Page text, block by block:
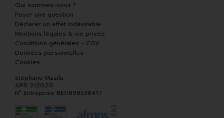
Qui sommes-nous ?
Poser une question
Déclarer un effet indésirable
Mentions légales & vie privée
Conditions générales - CGV
Données personnelles
Cookies
Stéphane Mazilu
APB 212020
N° Entreprise BE0898538417